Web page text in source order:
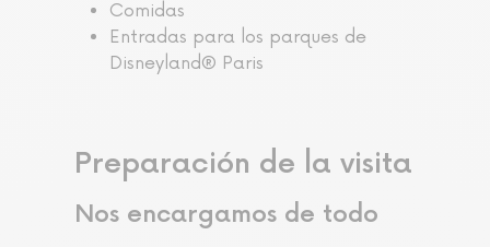
Comidas
Entradas para los parques de
Disneyland® Paris
Preparación de la visita
Nos encargamos de todo